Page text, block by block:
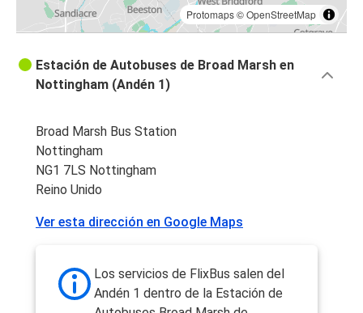
Protomaps©OpenStreetMap
Estación de Autobuses de Broad Marsh en
Nottingham (Andén 1)
Broad Marsh Bus Station
Nottingham
NG1 7LS Nottingham
Reino Unido
Ver esta dirección en Google Maps
Los servicios de FlixBus salen del
Andén 1 dentro de la Estación de